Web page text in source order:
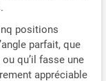
positions
parfait, que
qu’il fasse une
appréciable